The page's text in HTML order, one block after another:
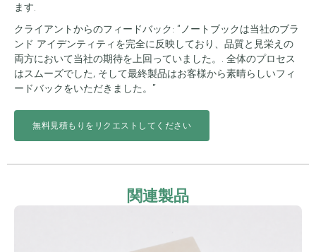
ます.
クライアントからのフィードバック: “ノートブックは当社のブラ
ンド アイデンティティを完全に反映しており、品質と見栄えの
両方において当社の期待を上回っていました。. 全体のプロセス
はスムーズでした, そして最終製品はお客様から素晴らしいフィ
ードバックをいただきました。”
無料見積もりをリクエストしてください
関連製品